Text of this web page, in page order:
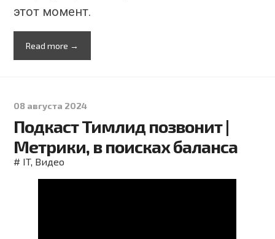
этот момент.
Read more →
08 августа 2024
Подкаст Тимлид позвонит |
Метрики, в поисках баланса
# IT, Видео